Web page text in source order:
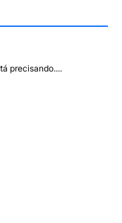
precisando....